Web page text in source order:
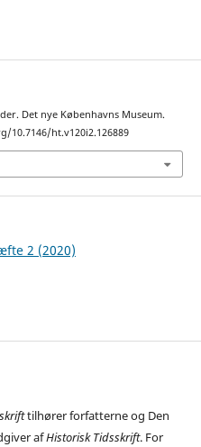
Det nye Københavns Museum.
10.7146/ht.v120i2.126889
2 (2020)
tilhører forfatterne og Den
afHistorisk Tidsskrift. For